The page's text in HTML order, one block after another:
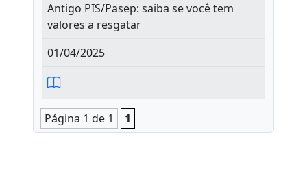
Antigo PIS/Pasep: saiba se você tem
valores a resgatar
01/04/2025
Página 1 de 1 1